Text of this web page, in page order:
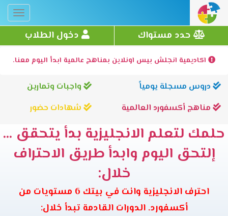
حدد مستواك دخول الطلاب
اكاديمية انجلش بيس اونلاين بمناهج عالمية ابدأ اليوم معنا.
دروس مسجلة يومياً
واجبات وتمارين
مناهج أكسفورد العالمية
شهادات حضور
حلمك لتعلم الانجليزية بدأ يتحقق ...
إلتحق اليوم وابدأ طريق الاحتراف
خلال:
احترف الانجليزية وانت في بيتك 6 مستويات من
أكسفورد. الدورات القادمة تبدأ خلال: